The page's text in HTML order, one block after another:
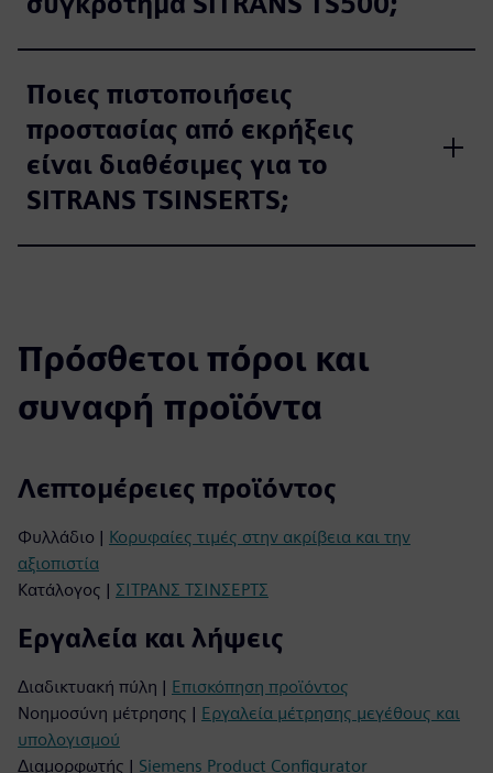
Ποιες πιστοποιήσεις
προστασίας από εκρήξεις
είναι διαθέσιμες για το
SITRANS TSINSERTS;
Πρόσθετοι πόροι και
συναφή προϊόντα
Λεπτομέρειες προϊόντος
Φυλλάδιο | Κορυφαίες τιμές στην ακρίβεια και την
αξιοπιστία
Κατάλογος | ΣΙΤΡΑΝΣ ΤΣΙΝΣΕΡΤΣ
Εργαλεία και λήψεις
Διαδικτυακή πύλη | Επισκόπηση προϊόντος
Νοημοσύνη μέτρησης | Εργαλεία μέτρησης μεγέθους και
υπολογισμού
Διαμορφωτής | Siemens Product Configurator